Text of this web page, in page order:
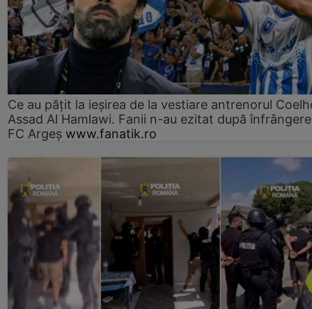
Ce au pățit la ieșirea de la vestiare antrenorul
Assad Al Hamlawi. Fanii n-au ezitat după
FC Argeș www.fanatik.ro